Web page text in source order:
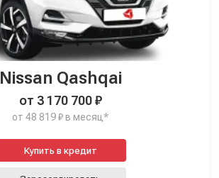
Nissan Qashqai
от 3 170 700 ₽
от 48 819 ₽ в месяц*
Купить в кредит